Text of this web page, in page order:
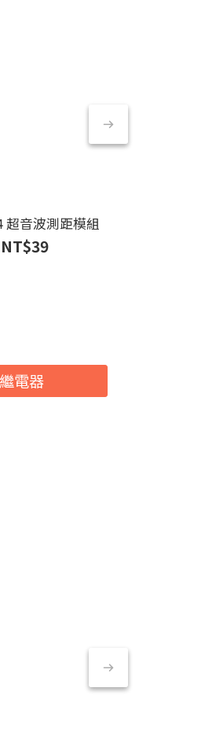
超音波測距模組
NT$39
繼電器